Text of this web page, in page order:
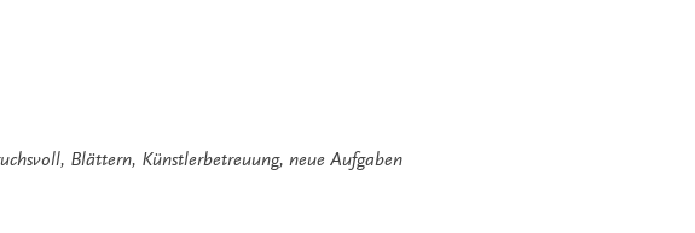
, Blättern, Künstlerbetreuung, neue Aufgaben